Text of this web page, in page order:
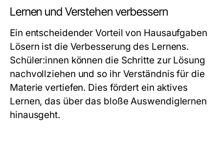
Lernen und Verstehen verbessern
Ein entscheidender Vorteil von Hausaufgaben
Lösern ist die Verbesserung des Lernens.
Schüler:innen können die Schritte zur Lösung
nachvollziehen und so ihr Verständnis für die
Materie vertiefen. Dies fördert ein aktives
Lernen, das über das bloße Auswendiglernen
hinausgeht.